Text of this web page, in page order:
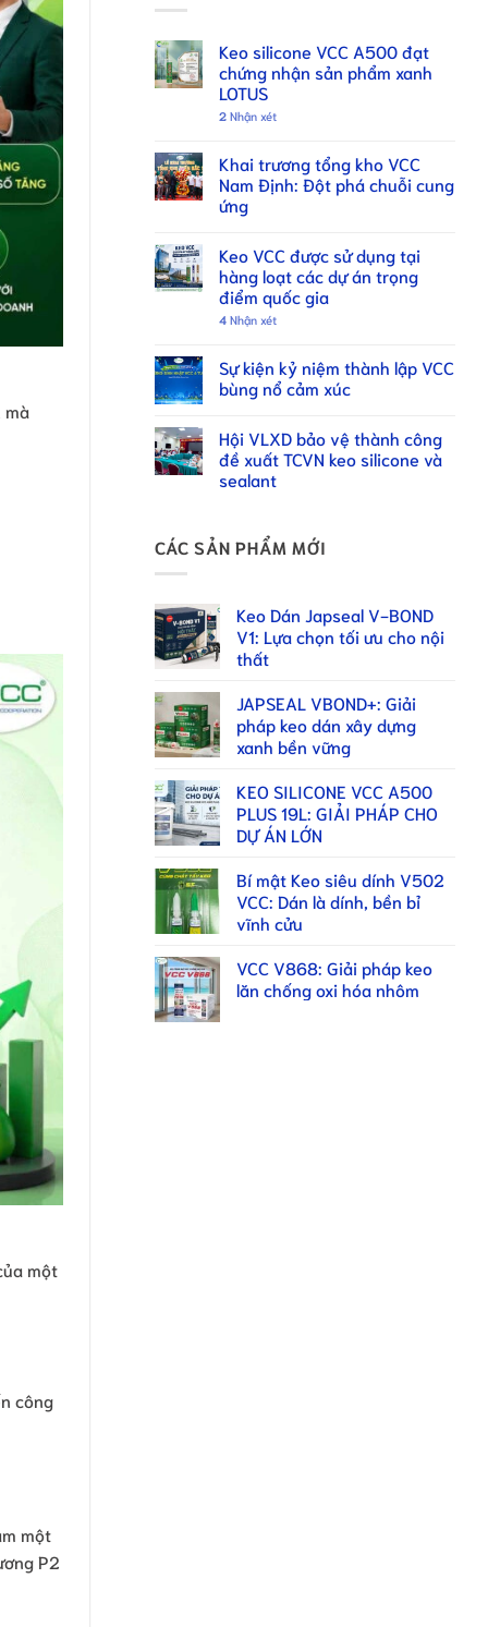
một
công
một
P2
Keo silicone VCC A500 đạt
chứng nhận sản phẩm xanh
LOTUS
2 Nhận xét
Khai trương tổng kho VCC
Nam Định: Đột phá chuỗi cung
ứng
Keo VCC được sử dụng tại
hàng loạt các dự án trọng
điểm quốc gia
4 Nhận xét
Sự kiện kỷ niệm thành lập VCC
bùng nổ cảm xúc
Hội VLXD bảo vệ thành công
đề xuất TCVN keo silicone và
sealant
CÁC SẢN PHẨM MỚI
Keo Dán Japseal V-BOND
V1: Lựa chọn tối ưu cho nội
thất
JAPSEAL VBOND+: Giải
pháp keo dán xây dựng
xanh bền vững
KEO SILICONE VCC A500
PLUS 19L: GIẢI PHÁP CHO
DỰ ÁN LỚN
Bí mật Keo siêu dính V502
VCC: Dán là dính, bền bỉ
vĩnh cửu
VCC V868: Giải pháp keo
lăn chống oxi hóa nhôm